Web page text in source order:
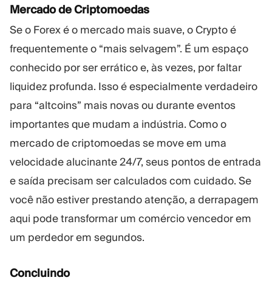
Mercado de Criptomoedas
Se o Forex é o mercado mais suave, o Crypto é
frequentemente o “mais selvagem”. É um espaço
conhecido por ser errático e, às vezes, por faltar
liquidez profunda. Isso é especialmente verdadeiro
para “altcoins” mais novas ou durante eventos
importantes que mudam a indústria. Como o
mercado de criptomoedas se move em uma
velocidade alucinante 24/7, seus pontos de entrada
e saída precisam ser calculados com cuidado. Se
você não estiver prestando atenção, a derrapagem
aqui pode transformar um comércio vencedor em
um perdedor em segundos.
Concluindo